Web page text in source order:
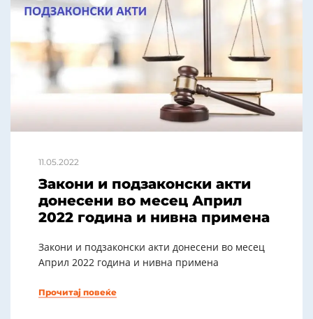
11.05.2022
Закони и подзаконски акти
донесени во месец Април
2022 година и нивна примена
Закони и подзаконски акти донесени во месец
Април 2022 година и нивна примена
Прочитај повеќе